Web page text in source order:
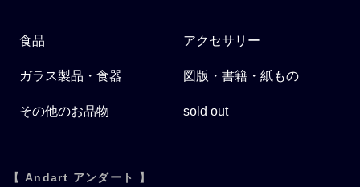
食品 アクセサリー
ガラス製品・食器 図版・書籍・紙もの
その他のお品物 sold out
【 Andart アンダート 】